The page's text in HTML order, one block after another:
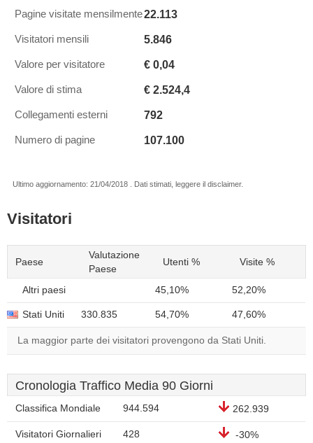
Pagine visitate mensilmente22.113
Visitatori mensili 5.846
Valore per visitatore € 0,04
Valore di stima € 2.524,4
Collegamenti esterni 792
Numero di pagine 107.100
Ultimo aggiornamento: 21/04/2018 . Dati stimati, leggere il disclaimer.
Visitatori
Paese
Valutazione
Paese
Utenti % Visite %
Altri paesi 45,10% 52,20%
Stati Uniti 330.835 54,70% 47,60%
La maggior parte dei visitatori provengono da Stati Uniti.
Cronologia Traffico Media 90 Giorni
Classifica Mondiale 944.594 262.939
Visitatori Giornalieri 428 -30%